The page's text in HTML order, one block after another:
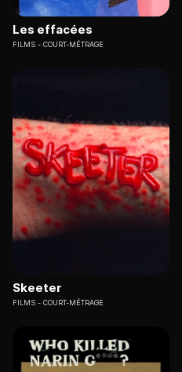
Les effacées
FILMS COURT-MÉTRAGE
Skeeter
FILMS COURT-MÉTRAGE